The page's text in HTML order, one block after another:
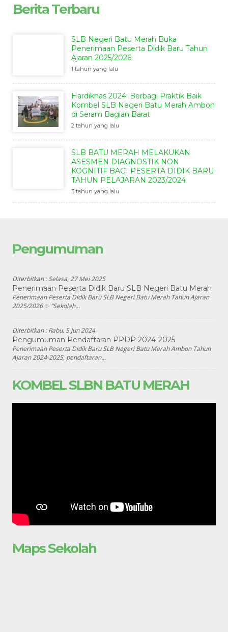
Berita Terbaru
SLB Negeri Batu Merah Buka
Penerimaan Peserta Didik Baru Tahun
Ajaran 2025/2026
1 tahun yang lalu
Hardiknas 2024: Berbagi Praktik Baik
Kombel SLB Negeri Batu Merah Ambon
di Seram Bagian Barat
2 tahun yang lalu
SLB BATU MERAH MELAKUKAN
ASESMEN DIAGNOSTIK NON
KOGNITIF BAGI PESERTA DIDIK BARU
TAHUN PELAJARAN 2023/2024
3 tahun yang lalu
Pengumuman
Diterbitkan :Selasa, 27 Mei 2025
Penerimaan Peserta Didik Baru SLB Negeri Batu Merah
Penerimaan Peserta Didik Baru SLB Negeri Batu Merah Tahun Ajaran
2025/2026 ✨ “Sekolah...
Diterbitkan :Rabu, 5 Jun 2024
Pengumuman Pendaftaran PPDP 2024-2025
Penerimaan Peserta Didik Baru SLB Negeri Batu Merah Ambon Tahun
Ajaran 2024-2025, pendaftaran...
KOMBEL SLBN BATU MERAH
Maps Sekolah